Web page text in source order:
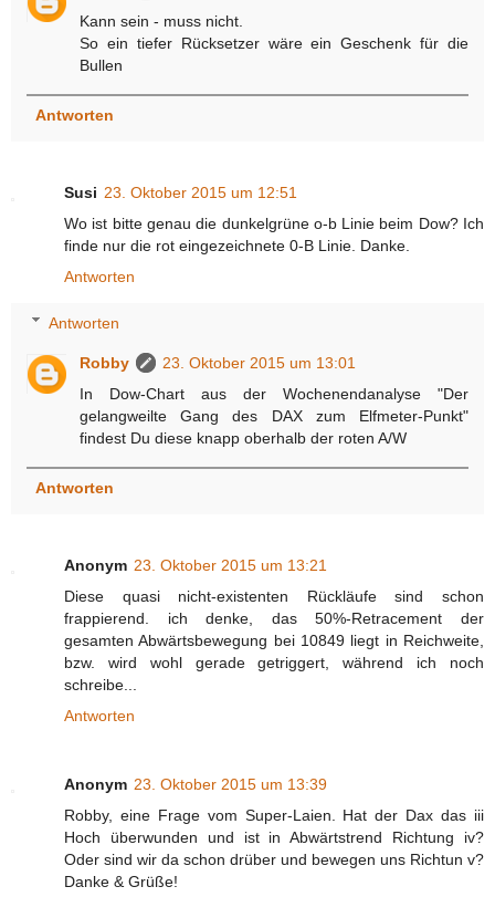
Kann sein - muss nicht.
So ein tiefer Rücksetzer wäre ein Geschenk für die
Bullen
Antworten
Susi 23. Oktober 2015 um 12:51
Wo ist bitte genau die dunkelgrüne o-b Linie beim Dow? Ich
finde nur die rot eingezeichnete 0-B Linie. Danke.
Antworten
Antworten
Robby
23. Oktober 2015 um 13:01
In Dow-Chart aus der Wochenendanalyse "Der
gelangweilte Gang des DAX zum Elfmeter-Punkt"
findest Du diese knapp oberhalb der roten A/W
Antworten
Anonym 23. Oktober 2015 um 13:21
Diese quasi nicht-existenten Rückläufe sind schon
frappierend. ich denke, das 50%-Retracement der
gesamten Abwärtsbewegung bei 10849 liegt in Reichweite,
bzw. wird wohl gerade getriggert, während ich noch
schreibe...
Antworten
Anonym 23. Oktober 2015 um 13:39
Robby, eine Frage vom Super-Laien. Hat der Dax das iii
Hoch überwunden und ist in Abwärtstrend Richtung iv?
Oder sind wir da schon drüber und bewegen uns Richtun v?
Danke & Grüße!